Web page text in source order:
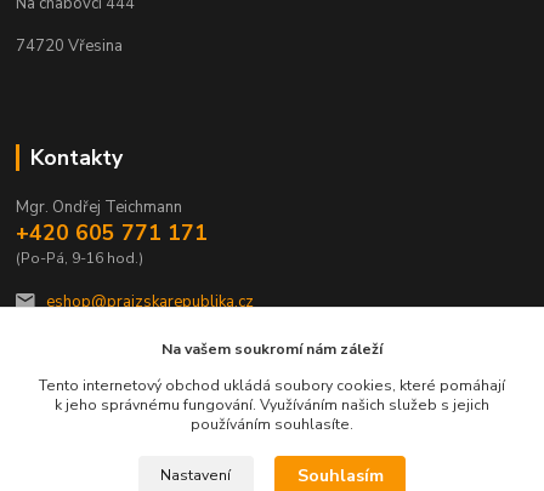
74720 Vřesina
Kontakty
Mgr. Ondřej Teichmann
+420 605 771 171
(Po-Pá, 9-16 hod.)
eshop@prajzskarepublika.cz
Upravit sběr cookies.
Na vašem soukromí nám záleží
Tento internetový obchod ukládá soubory cookies, které pomáhají
k jeho správnému fungování. Využíváním našich služeb s jejich
používáním souhlasíte.
Nastavení Souhlasím